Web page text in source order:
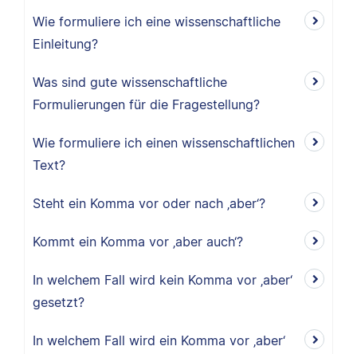
Wie formuliere ich eine wissenschaftliche
Einleitung?
Was sind gute wissenschaftliche
Formulierungen für die Fragestellung?
Wie formuliere ich einen wissenschaftlichen
Text?
Steht ein Komma vor oder nach ‚aber‘?
Kommt ein Komma vor ‚aber auch‘?
In welchem Fall wird kein Komma vor ‚aber‘
gesetzt?
In welchem Fall wird ein Komma vor ‚aber‘